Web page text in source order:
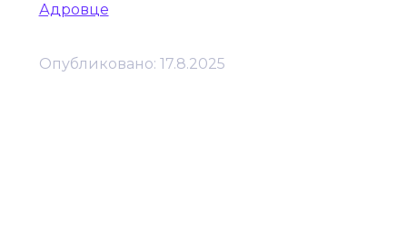
Адровце
Опубликовано: 17.8.2025